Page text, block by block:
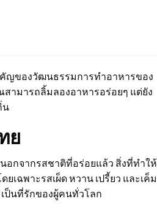
ญของวัฒนธรรมการทำอาหารของ
ามารถลิ้มลองอาหารอร่อยๆ แต่ยัง
น
ย
กจากรสชาติที่อร่อยแล้ว สิ่งที่ทำให้
ฉพาะรสเผ็ด หวาน เปรี้ยว และเค็ม
ป็นที่รักของผู้คนทั่วโลก